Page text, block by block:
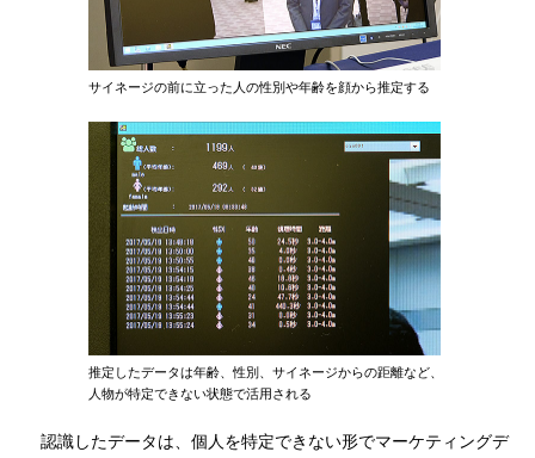
サイネージの前に立った人の性別や年齢を顔から推定する
推定したデータは年齢、性別、サイネージからの距離など、
人物が特定できない状態で活用される
認識したデータは、個人を特定できない形でマーケティングデ